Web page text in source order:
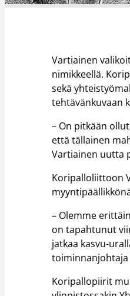
Vartiainen
nimikkeellä.
sekä
tehtävänkuvaan
– On pitkään
että tällainen
Vartiainen uutta
Koripalloliittoon
– Olemme
on tapahtunut
jatkaa kasvu-
toiminnanjohtaja
Koripallopiirit